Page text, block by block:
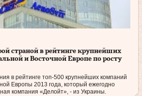
страной в рейтинге крупнейших
и Восточной Европе по росту
в рейтинге топ-500 крупнейших компаний
Европы 2013 года, который ежегодно
компания «Делойт», - из Украины.